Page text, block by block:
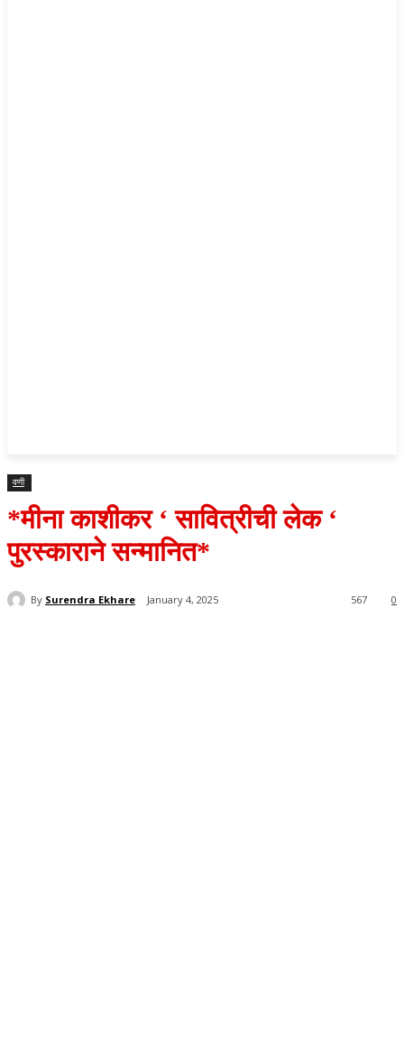
वणी
*मीना काशीकर ‘ सावित्रीची लेक ‘
पुरस्काराने सन्मानित*
By Surendra Ekhare January 4, 2025 0
567